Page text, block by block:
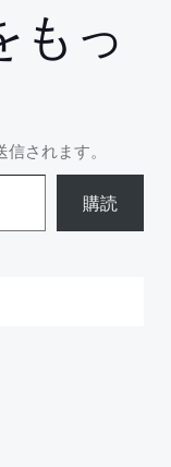
もっ
されます。
購読